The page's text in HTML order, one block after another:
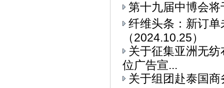
第十九届中博会
纤维头条：新订
（2024.10.25）
关于征集亚洲无
位广告宣...
关于组团赴泰国